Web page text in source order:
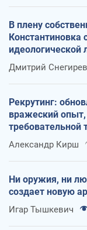
В плену
Константиновка
идеологической
оккупантов
Дмитрий Снегирев
Рекрутинг:
вражеский
требовательной
Александр Кирш
Ни оружия, ни
создает новую
Игар Тышкевич